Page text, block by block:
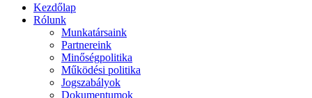
Kezdőlap
Rólunk
Munkatársaink
Partnereink
Minőségpolitika
Működési politika
Jogszabályok
Dokumentumok